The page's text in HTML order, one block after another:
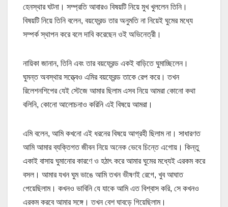
হেনস্থার ঘটনা। সম্প্রতি আবারও বিষয়টি নিয়ে মুখ খুললেন তিনি।
বিষয়টি নিয়ে তিনি বলেন, বয়ফ্রেন্ড তার অনুমতি না নিয়েই ঘুমের মধ্যে
সম্পর্ক স্থাপন করে বলে দাবি করেছেন ওই অভিনেত্রী।
নায়িকা জানান, তিনি এবং তার বয়ফ্রেন্ড একই বাড়িতে ঘুমাচ্ছিলেন।
ঘুমন্ত অবস্থার সত্ত্বেও এমির বয়ফ্রেন্ড তাকে রেপ করে। তখন
রিলেশনশিপের যেই স্টেজে আমার ছিলাম এসব নিয়ে আমরা কোনো কথা
বলিনি, কোনো আলোচনাও করিনি এই বিষয়ে আমরা।
এমি বলেন, আমি কখনো এই ধরনের বিষয়ে আগ্রহী ছিলাম না। সাধারণত
আমি আমার ব্যক্তিগত জীবন নিয়ে অনেক ভেবে চিন্তে এগোয়। কিন্তু
একাই বাসায় ঘুমানোর কারণে ও হঠাৎ করে আমার ঘুমের মধ্যেই এরকম করে
বসল। আমার যখন ঘুম ভাঙে আমি তখন ভীষণই রেগে, খুব আঘাত
পেয়েছিলাম। কখনও ভাবিনি যে যাকে আমি এত বিশ্বাস করি, সে কখনও
এরকম করবে আমার সঙ্গে। তখন বেশ ঘাবড়ে গিয়েছিলাম।